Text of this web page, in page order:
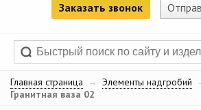
Заказать звонок
Главная страница → Элементы надгробий
Гранитная ваза 02